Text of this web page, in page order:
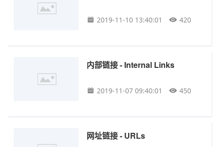
2019-11-10 13:40:01 420
内部链接 - Internal Links
2019-11-07 09:40:01 450
网址链接 - URLs